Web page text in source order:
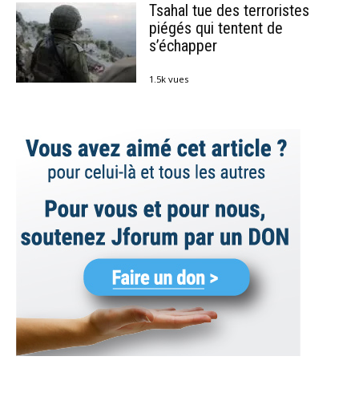
Tsahal tue des terroristes
piégés qui tentent de
s’échapper
1.5k vues